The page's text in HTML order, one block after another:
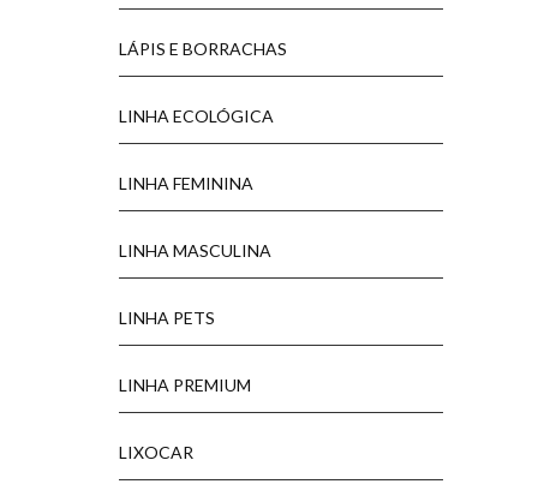
LÁPIS E BORRACHAS
LINHA ECOLÓGICA
LINHA FEMININA
LINHA MASCULINA
LINHA PETS
LINHA PREMIUM
LIXOCAR